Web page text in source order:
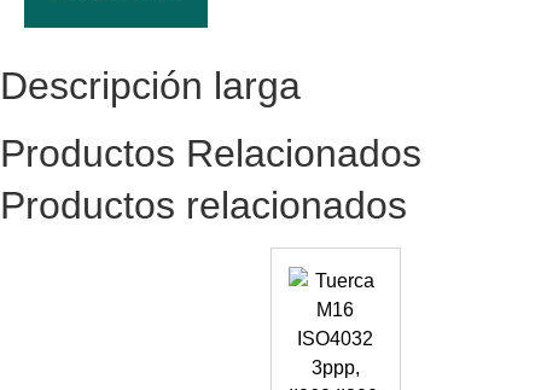
Descripción larga
Productos Relacionados
Productos relacionados